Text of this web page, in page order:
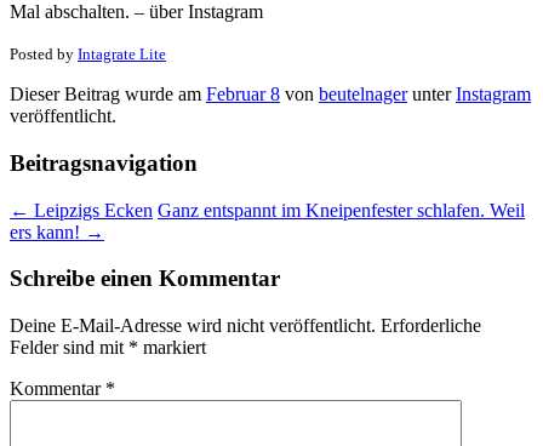
Mal abschalten. – über Instagram
Posted by Intagrate Lite
Dieser Beitrag wurde am Februar 8 von beutelnagerunterInstagram
veröffentlicht.
Beitragsnavigation
← Leipzigs Ecken Ganz entspannt im Kneipenfester schlafen. Weil
ers kann! →
Schreibe einen Kommentar
Deine E-Mail-Adresse wird nicht veröffentlicht. Erforderliche
Felder sind mit * markiert
Kommentar *